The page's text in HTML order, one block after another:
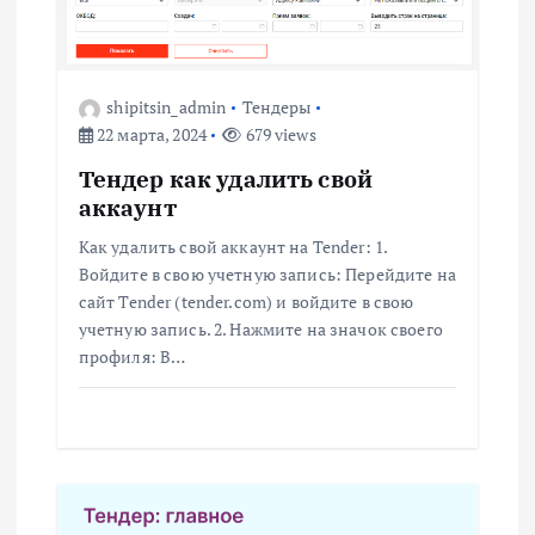
shipitsin_admin
Тендеры
22 марта, 2024
679 views
Тендер как удалить свой
аккаунт
Как удалить свой аккаунт на Tender: 1.
Войдите в свою учетную запись: Перейдите на
сайт Tender (tender.com) и войдите в свою
учетную запись. 2. Нажмите на значок своего
профиля: В…